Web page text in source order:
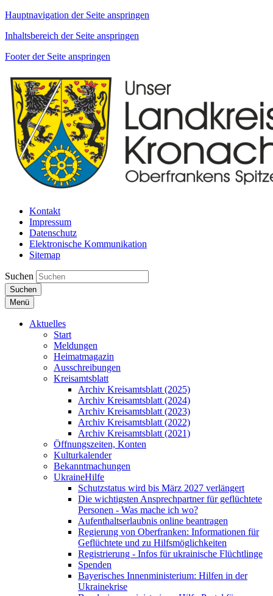
Hauptnavigation der Seite anspringen
Inhaltsbereich der Seite anspringen
Footer der Seite anspringen
Kontakt
Impressum
Datenschutz
Elektronische Kommunikation
Sitemap
Suchen
Suchen
Menü
Aktuelles
Start
Meldungen
Heimatmagazin
Ausschreibungen
Kreisamtsblatt
Archiv Kreisamtsblatt (2025)
Archiv Kreisamtsblatt (2024)
Archiv Kreisamtsblatt (2023)
Archiv Kreisamtsblatt (2022)
Archiv Kreisamtsblatt (2021)
Öffnungszeiten, Konten
Kulturkalender
Bekanntmachungen
UkraineHilfe
Schutzstatus wird bis März 2027 verlängert
Die wichtigsten Ansprechpartner für geflüchtete
Personen - Was mache ich wo?
Aufenthaltserlaubnis online beantragen
Regierung von Oberfranken: Informationen für
Geflüchtete und zu Hilfsmöglichkeiten
Registrierung - Infos für ukrainische Flüchtlinge
Spenden
Bayerisches Innenministerium: Hilfen in der
Ukrainekrise